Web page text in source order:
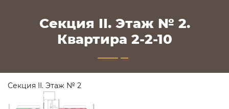
Секция II. Этаж № 2.
Квартира 2-2-10
Секция II. Этаж № 2